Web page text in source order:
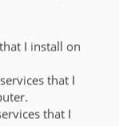
I install on
that I
that I